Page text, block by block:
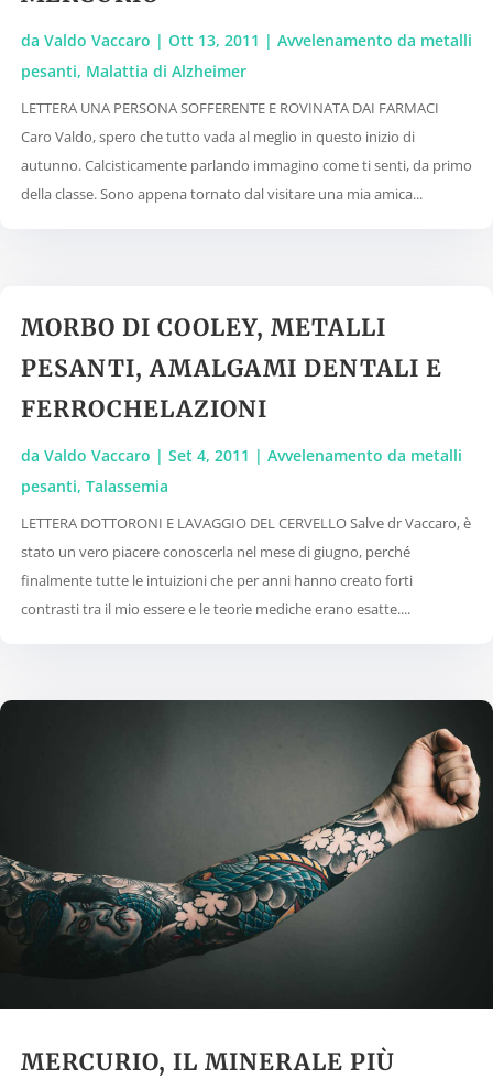
da Valdo Vaccaro | Ott 13, 2011 | Avvelenamento da metalli
pesanti, Malattia di Alzheimer
LETTERA UNA PERSONA SOFFERENTE E ROVINATA DAI FARMACI
Caro Valdo, spero che tutto vada al meglio in questo inizio di
autunno. Calcisticamente parlando immagino come ti senti, da primo
della classe. Sono appena tornato dal visitare una mia amica...
MORBO DI COOLEY, METALLI
PESANTI, AMALGAMI DENTALI E
FERROCHELAZIONI
da Valdo Vaccaro | Set 4, 2011 | Avvelenamento da metalli
pesanti, Talassemia
LETTERA DOTTORONI E LAVAGGIO DEL CERVELLO Salve dr Vaccaro, è
stato un vero piacere conoscerla nel mese di giugno, perché
finalmente tutte le intuizioni che per anni hanno creato forti
contrasti tra il mio essere e le teorie mediche erano esatte....
MERCURIO, IL MINERALE PIÙ